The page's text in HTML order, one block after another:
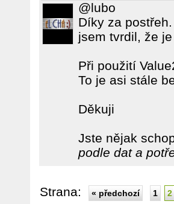
@lubo
Díky za
jsem tvrdil, že
Při použití
To je asi stále
Děkuji
Jste nějak
podle dat a
Strana: « předchozí 1 2